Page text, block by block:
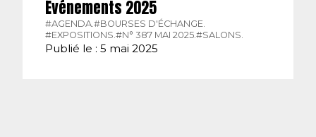
Événements 2025
#AGENDA. #BOURSES D'ÉCHANGE.
#EXPOSITIONS. #N° 387 MAI 2025. #SALONS.
Publié le : 5 mai 2025